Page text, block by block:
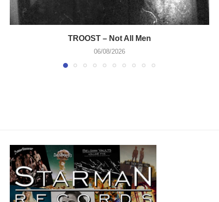
TROOST – Not All Men
06/08/2026